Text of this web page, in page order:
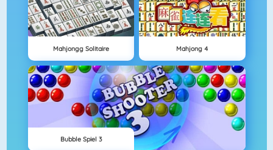
Mahjongg Solitaire Mahjong 4
Bubble Spiel 3